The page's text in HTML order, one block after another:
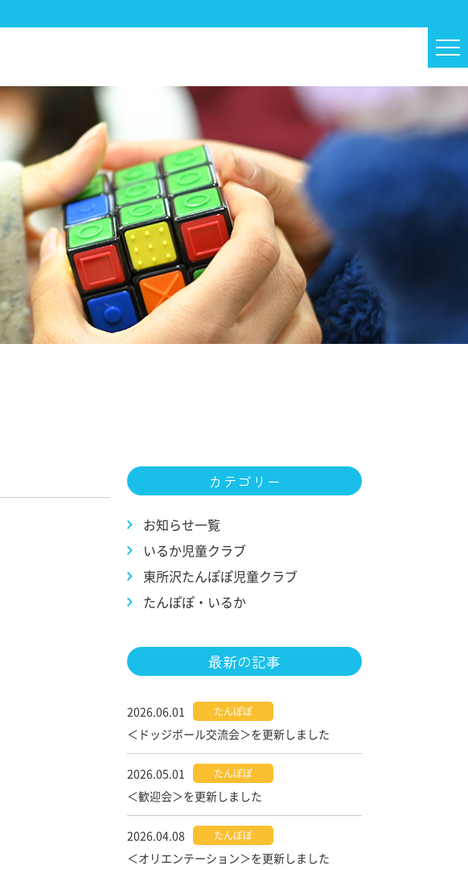
カテゴリー
お知らせ一覧
いるか児童クラブ
東所沢たんぽぽ児童クラブ
たんぽぽ・いるか
最新の記事
2026.06.01 たんぽぽ
＜ドッジボール交流会＞を更新しました
2026.05.01 たんぽぽ
＜歓迎会＞を更新しました
2026.04.08 たんぽぽ
＜オリエンテーション＞を更新しました